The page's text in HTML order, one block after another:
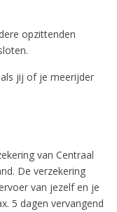
opzittenden
jij of je meerijder
van Centraal
De verzekering
van jezelf en je
5 dagen vervangend